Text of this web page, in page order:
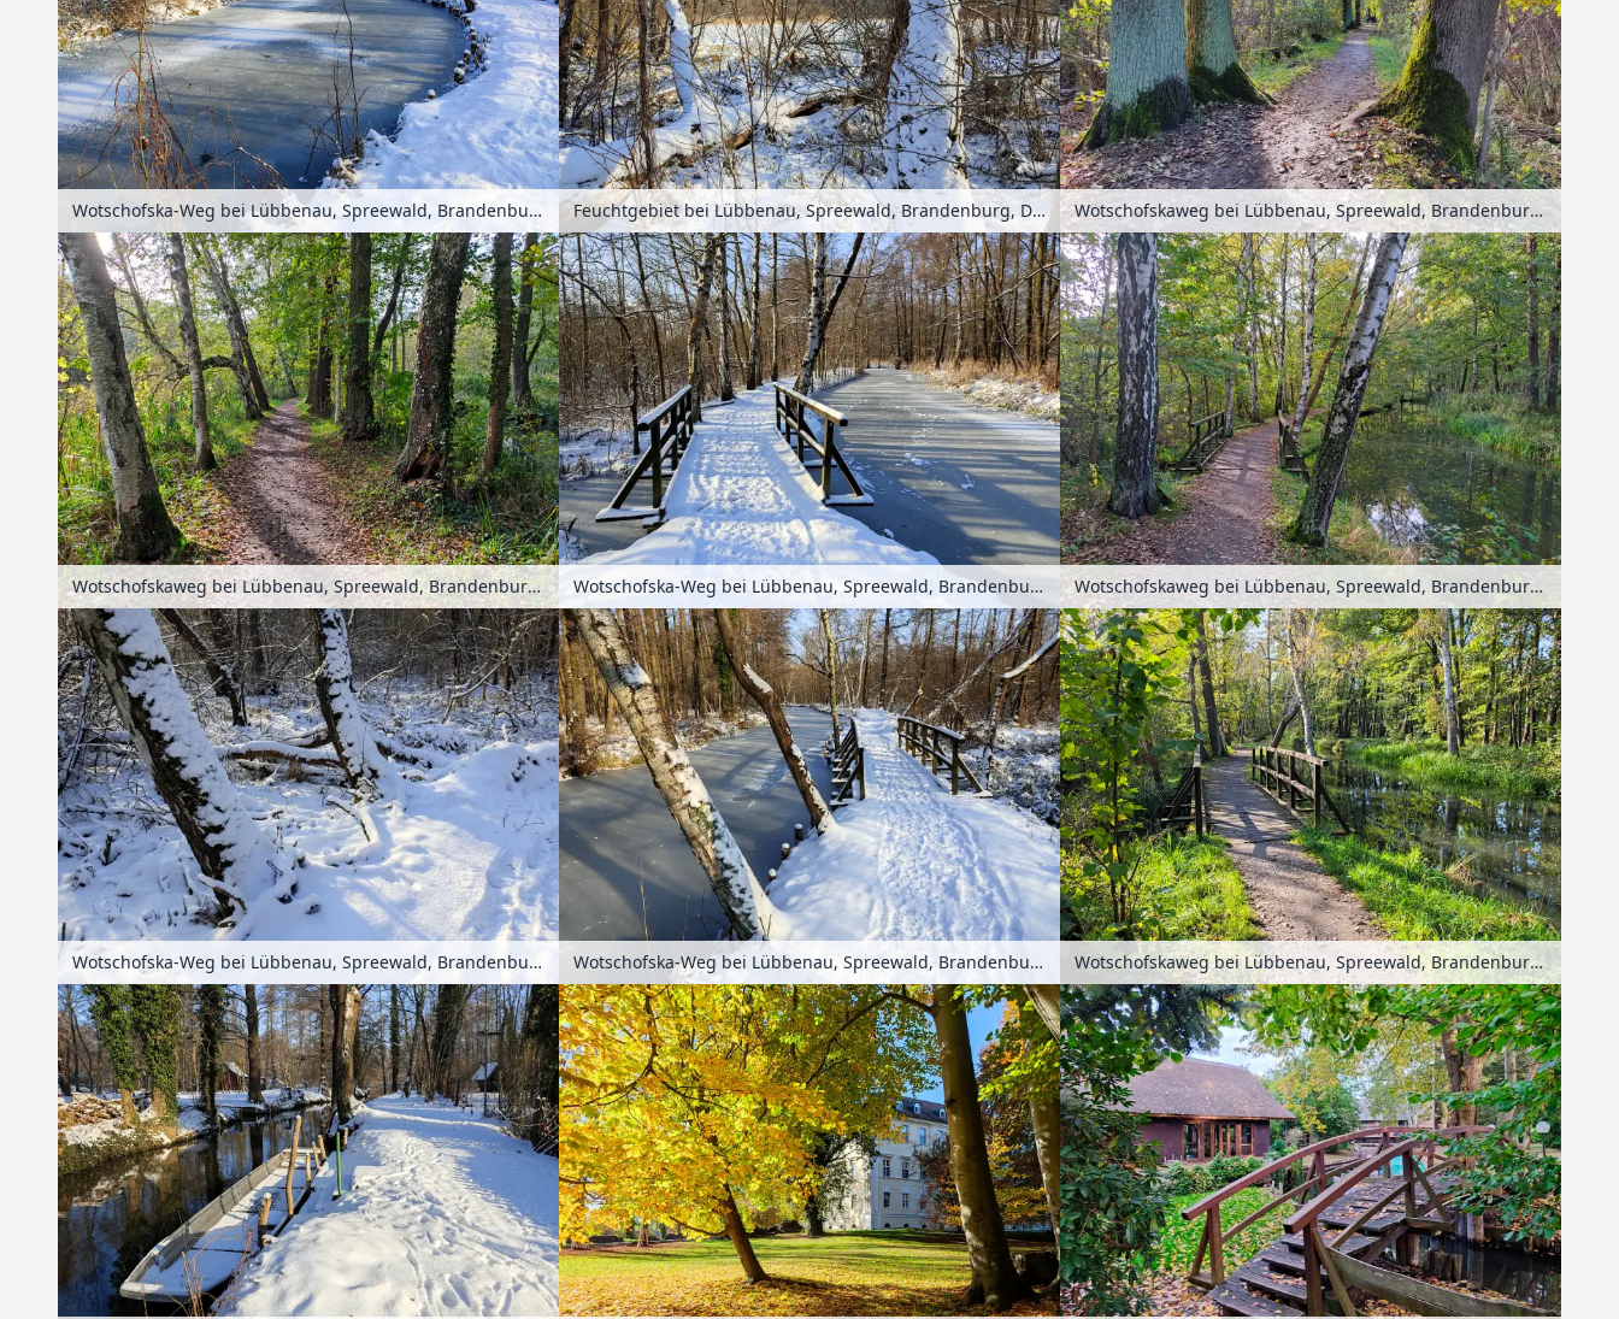
Wotschofska-Weg bei Lübbenau, Spreewald, Brandenburg, Deutschland Feuchtgebiet bei Lübbenau, Spreewald, Brandenburg, Deutschland Wotschofskaweg bei Lübbenau, Spreewald, Brandenburg, Deutschland
Wotschofskaweg bei Lübbenau, Spreewald, Brandenburg, Deutschland Wotschofska-Weg bei Lübbenau, Spreewald, Brandenburg, Deutschland Wotschofskaweg bei Lübbenau, Spreewald, Brandenburg, Deutschland
Wotschofska-Weg bei Lübbenau, Spreewald, Brandenburg, Deutschland Wotschofska-Weg bei Lübbenau, Spreewald, Brandenburg, Deutschland Wotschofskaweg bei Lübbenau, Spreewald, Brandenburg, Deutschland